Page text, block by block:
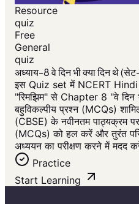
Resource
quiz
Free
General
quiz
अध्याय-8 वे दिन भी क्या दिन थे
इस Quiz set में NCERT Hindi
"रिमझिम" से Chapter 8 "वे दिन
बहुविकल्पीय प्रश्न (MCQs)
(CBSE) के नवीनतम पाठ्यक्रम
(MCQs) को हल करें और तुरंत
अध्ययन का परीक्षण करने में मदद
Practice
Start Learning